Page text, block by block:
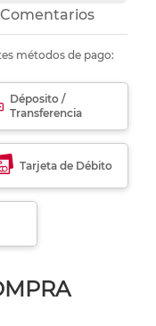
Comentarios
métodos de pago:
Déposito /
Transferencia
Tarjeta de Débito